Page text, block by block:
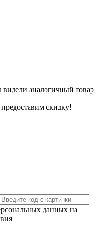
видели аналогичный товар
скидку!
данных на